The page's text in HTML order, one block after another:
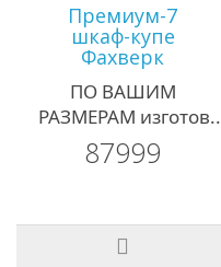
Премиум-7
шкаф-купе
Фахверк
ПО ВАШИМ
РАЗМЕРАМ изготов..
87999